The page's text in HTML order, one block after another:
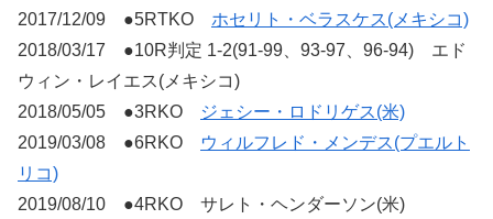
2017/12/09 ●5RTKO ホセリト・ベラスケス(メキシコ)
2018/03/17 ●10R判定 1-2(91-99、93-97、96-94) エド
ウィン・レイエス(メキシコ)
2018/05/05 ●3RKO
ジェシー・ロドリゲス(米)
2019/03/08 ●6RKO
ウィルフレド・メンデス(プエルト
リコ)
2019/08/10 ●4RKO サレト・ヘンダーソン(米)